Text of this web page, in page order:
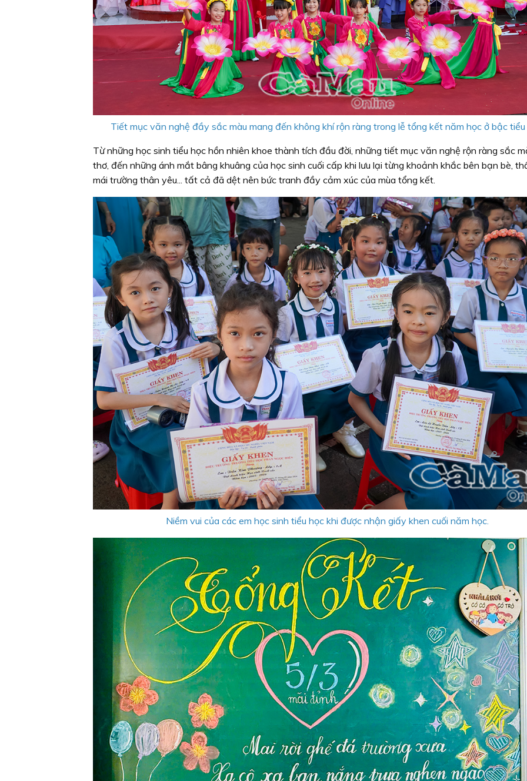
Tiết mục văn nghệ đầy sắc màu mang đến không khí rộn ràng trong lễ tổng kết năm học ở bậc tiểu
Từ những học sinh tiểu học hồn nhiên khoe thành tích đầu đời, những tiết mục văn nghệ rộn ràng sắc
thơ, đến những ánh mắt bâng khuâng của học sinh cuối cấp khi lưu lại từng khoảnh khắc bên bạn bè,
mái trường thân yêu... tất cả đã dệt nên bức tranh đầy cảm xúc của mùa tổng kết.
Niềm vui của các em học sinh tiểu học khi được nhận giấy khen cuối năm học.